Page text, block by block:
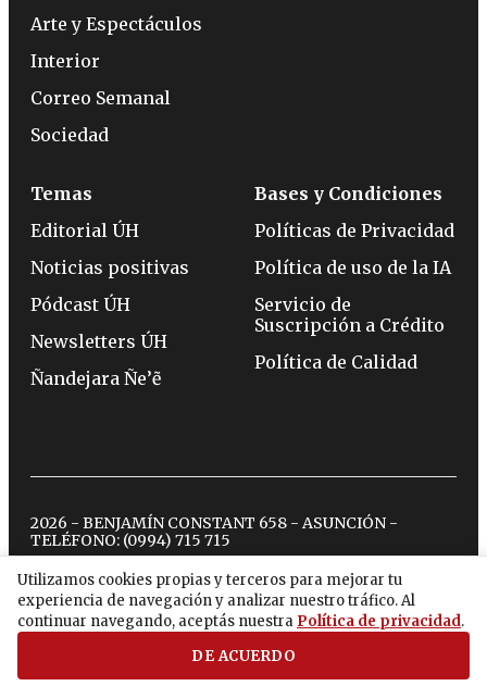
Utilizamos cookies propias y terceros para mejorar tu
experiencia de navegación y analizar nuestro tráfico. Al
continuar navegando, aceptás nuestra Política de privacidad.
DE ACUERDO
Arte y Espectáculos
Interior
Correo Semanal
Sociedad
Temas
Editorial ÚH
Noticias positivas
Pódcast ÚH
Newsletters ÚH
Ñandejara Ñe’ẽ
Bases y Condiciones
Políticas de Privacidad
Política de uso de la IA
Servicio de
Suscripción a Crédito
Política de Calidad
2026 - BENJAMÍN CONSTANT 658 - ASUNCIÓN -
TELÉFONO: (0994) 715 715
twitterinstagram
facebook
tiktokyoutubespotify